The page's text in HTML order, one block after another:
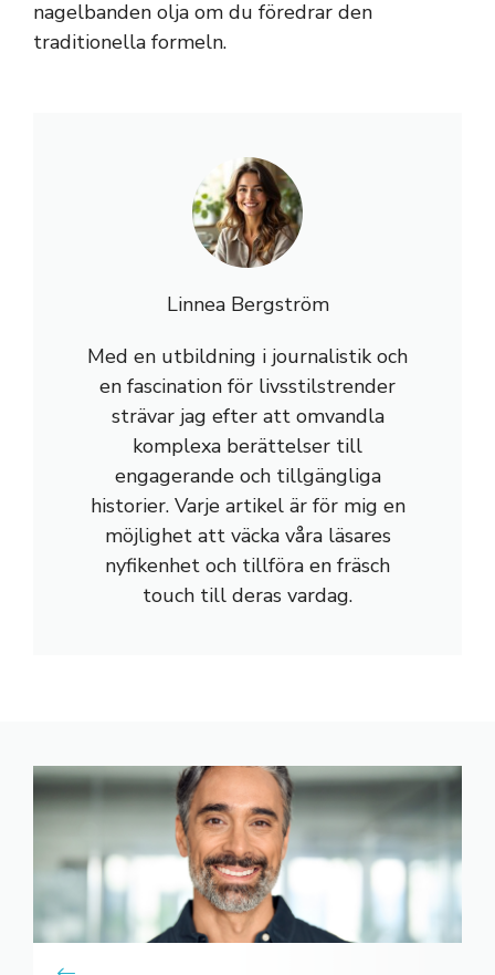
nagelbanden olja om du föredrar den
traditionella formeln.
Linnea Bergström
Med en utbildning i journalistik och
en fascination för livsstilstrender
strävar jag efter att omvandla
komplexa berättelser till
engagerande och tillgängliga
historier. Varje artikel är för mig en
möjlighet att väcka våra läsares
nyfikenhet och tillföra en fräsch
touch till deras vardag.